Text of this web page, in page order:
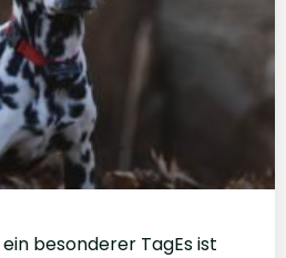
besonderer TagEs ist